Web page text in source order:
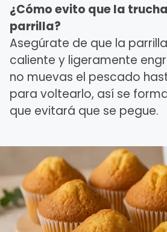
¿Cómo evito que la
parrilla?
Asegúrate de que la
caliente y ligeramente
no muevas el pescado
para voltearlo, así se
que evitará que se pegue.